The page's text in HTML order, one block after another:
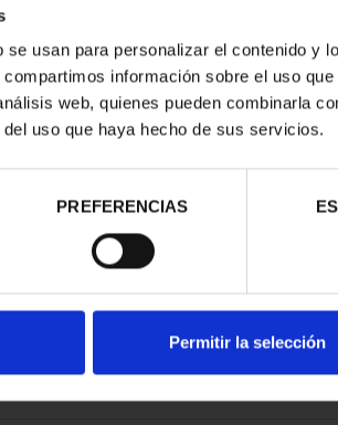
usan para personalizar el contenido y
información sobre el uso
web, quienes pueden combinarla
uso que haya hecho de sus servicios.
PREFERENCIAS
Permitir la selección
DE
COLE...